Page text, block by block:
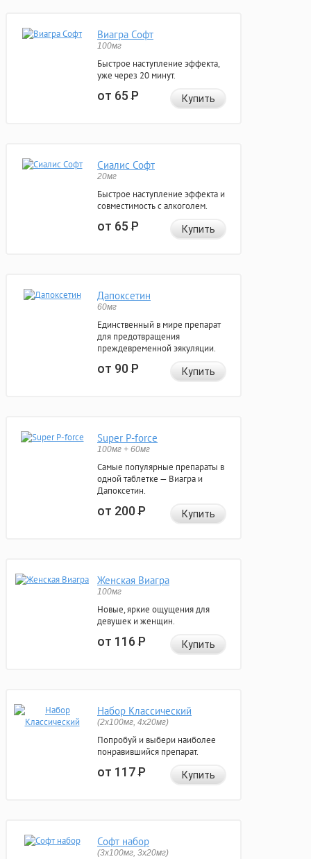
Виагра Софт
100мг
Быстрое наступление эффекта,
уже через 20 минут.
от 65Р Купить
Сиалис Софт
20мг
Быстрое наступление эффекта и
совместимость с алкоголем.
от 65Р Купить
Дапоксетин
60мг
Единственный в мире препарат
для предотвращения
преждевременной эякуляции.
от 90Р Купить
Super P-force
100мг + 60мг
Самые популярные препараты в
одной таблетке — Виагра и
Дапоксетин.
от 200Р Купить
Женская Виагра
100мг
Новые, яркие ощущения для
девушек и женщин.
от 116Р Купить
Набор Классический
(2x100мг, 4x20мг)
Попробуй и выбери наиболее
понравившийся препарат.
от 117Р Купить
Софт набор
(3x100мг, 3x20мг)